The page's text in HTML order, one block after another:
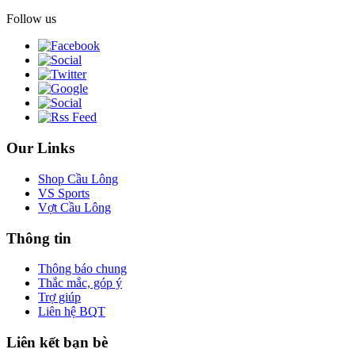
Follow us
Our Links
Shop Cầu Lông
VS Sports
Vợt Cầu Lông
Thông tin
Thông báo chung
Thắc mắc, góp ý
Trợ giúp
Liên hệ BQT
Liên kết bạn bè